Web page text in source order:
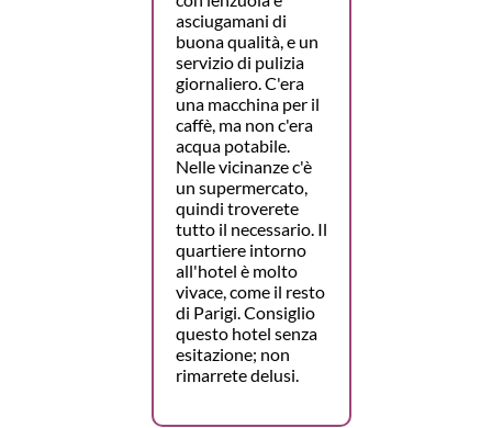
asciugamani di
buona qualità, e un
servizio di pulizia
giornaliero. C'era
una macchina per il
caffè, ma non c'era
acqua potabile.
Nelle vicinanze c'è
un supermercato,
quindi troverete
tutto il necessario. Il
quartiere intorno
all'hotel è molto
vivace, come il resto
di Parigi. Consiglio
questo hotel senza
esitazione; non
rimarrete delusi.